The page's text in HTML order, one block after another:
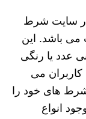
در سایت شرط
می باشد. این
عدد یا رنگی
می‌
های خود را
انواع